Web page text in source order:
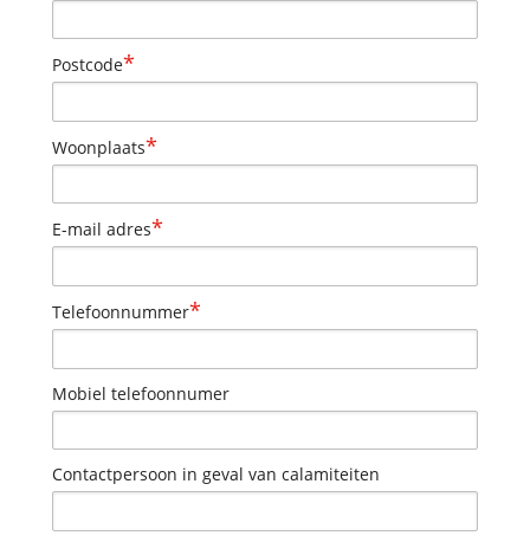
Postcode*
Woonplaats*
E-mail adres*
Telefoonnummer*
Mobiel telefoonnumer
Contactpersoon in geval van calamiteiten